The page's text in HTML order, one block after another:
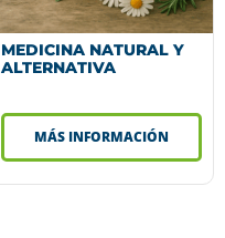
MEDICINA NATURAL Y
ALTERNATIVA
MÁS INFORMACIÓN